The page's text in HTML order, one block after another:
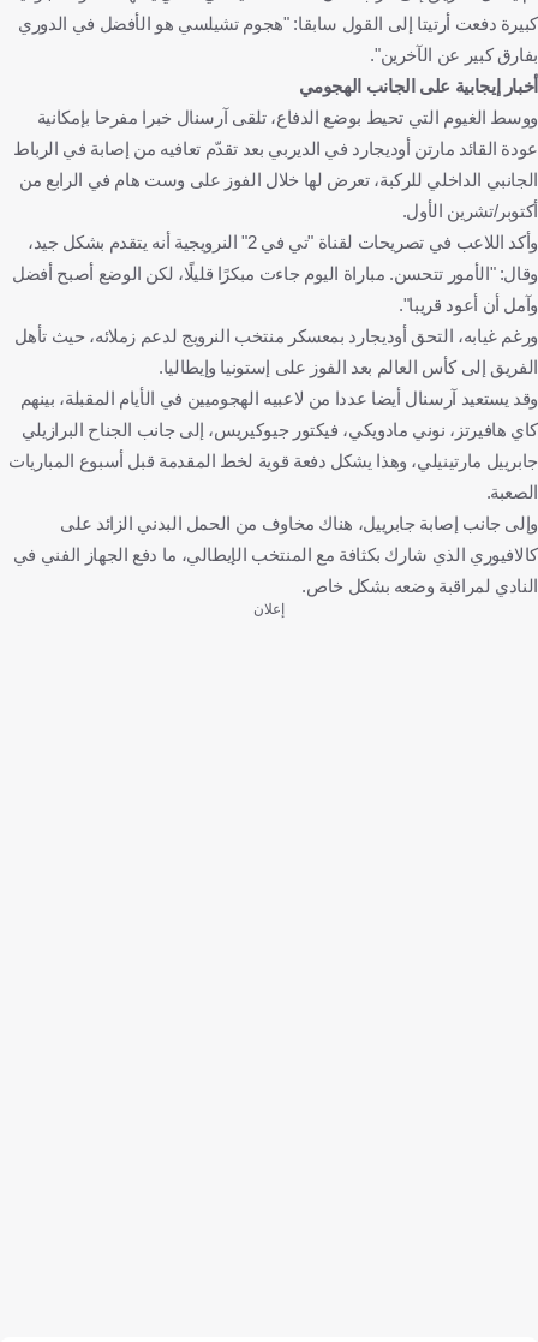
كبيرة دفعت أرتيتا إلى القول سابقا: "هجوم تشيلسي هو الأفضل في الدوري
بفارق كبير عن الآخرين".
أخبار إيجابية على الجانب الهجومي
ووسط الغيوم التي تحيط بوضع الدفاع، تلقى آرسنال خبرا مفرحا بإمكانية
عودة القائد مارتن أوديجارد في الديربي بعد تقدّم تعافيه من إصابة في الرباط
الجانبي الداخلي للركبة، تعرض لها خلال الفوز على وست هام في الرابع من
أكتوبر/تشرين الأول.
وأكد اللاعب في تصريحات لقناة "تي في 2" النرويجية أنه يتقدم بشكل جيد،
وقال: "الأمور تتحسن. مباراة اليوم جاءت مبكرًا قليلًا، لكن الوضع أصبح أفضل
وآمل أن أعود قريبا".
ورغم غيابه، التحق أوديجارد بمعسكر منتخب النرويج لدعم زملائه، حيث تأهل
الفريق إلى كأس العالم بعد الفوز على إستونيا وإيطاليا.
وقد يستعيد آرسنال أيضا عددا من لاعبيه الهجوميين في الأيام المقبلة، بينهم
كاي هافيرتز، نوني مادويكي، فيكتور جيوكيريس، إلى جانب الجناح البرازيلي
جابرييل مارتينيلي، وهذا يشكل دفعة قوية لخط المقدمة قبل أسبوع المباريات
الصعبة.
وإلى جانب إصابة جابرييل، هناك مخاوف من الحمل البدني الزائد على
كالافيوري الذي شارك بكثافة مع المنتخب الإيطالي، ما دفع الجهاز الفني في
النادي لمراقبة وضعه بشكل خاص.
إعلان